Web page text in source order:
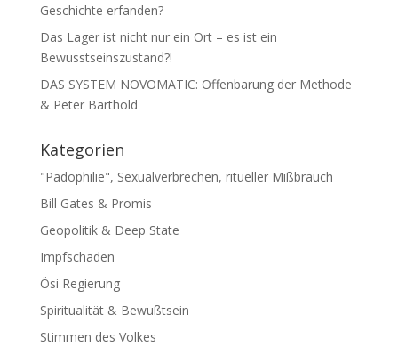
Geschichte erfanden?
Das Lager ist nicht nur ein Ort – es ist ein
Bewusstseinszustand?!
DAS SYSTEM NOVOMATIC: Offenbarung der Methode
& Peter Barthold
Kategorien
"Pädophilie", Sexualverbrechen, ritueller Mißbrauch
Bill Gates & Promis
Geopolitik & Deep State
Impfschaden
Ösi Regierung
Spiritualität & Bewußtsein
Stimmen des Volkes